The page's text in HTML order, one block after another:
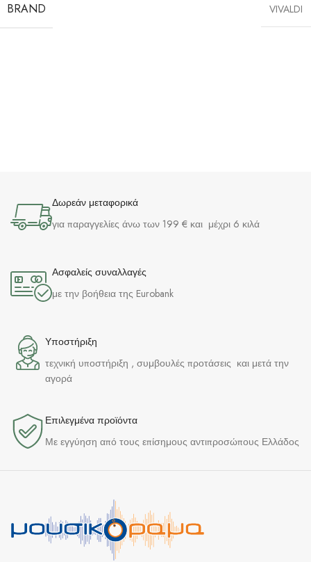
BRAND VIVALDI
Δωρεάν μεταφορικά
για παραγγελίες άνω των 199 € και μέχρι 6 κιλά
Ασφαλείς συναλλαγές
με την βοήθεια της Eurobank
Υποστήριξη
τεχνική υποστήριξη , συμβουλές προτάσεις και μετά την
αγορά
Επιλεγμένα προϊόντα​
Με εγγύηση από τους επίσημους αντιπροσώπους Ελλάδος